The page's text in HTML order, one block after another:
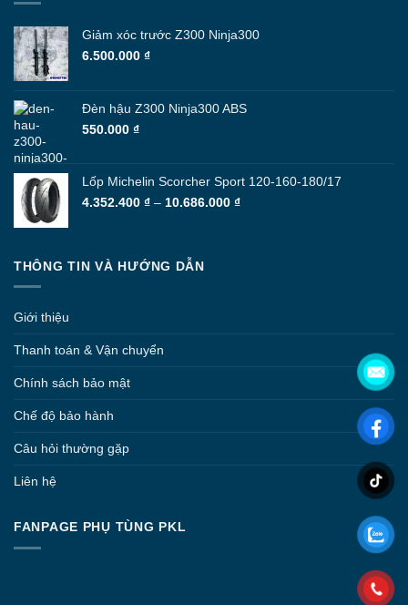
Giảm xóc trước Z300 Ninja300
6.500.000 ₫
Đèn hậu Z300 Ninja300 ABS
550.000 ₫
Lốp Michelin Scorcher Sport 120-160-180/17
4.352.400 ₫ – 10.686.000 ₫Khoảng
THÔNG TIN VÀ HƯỚNG DẪN
Giới thiệu
Thanh toán & Vận chuyển
Chính sách bảo mật
Chế độ bảo hành
Câu hỏi thường gặp
Liên hệ
FANPAGE PHỤ TÙNG PKL